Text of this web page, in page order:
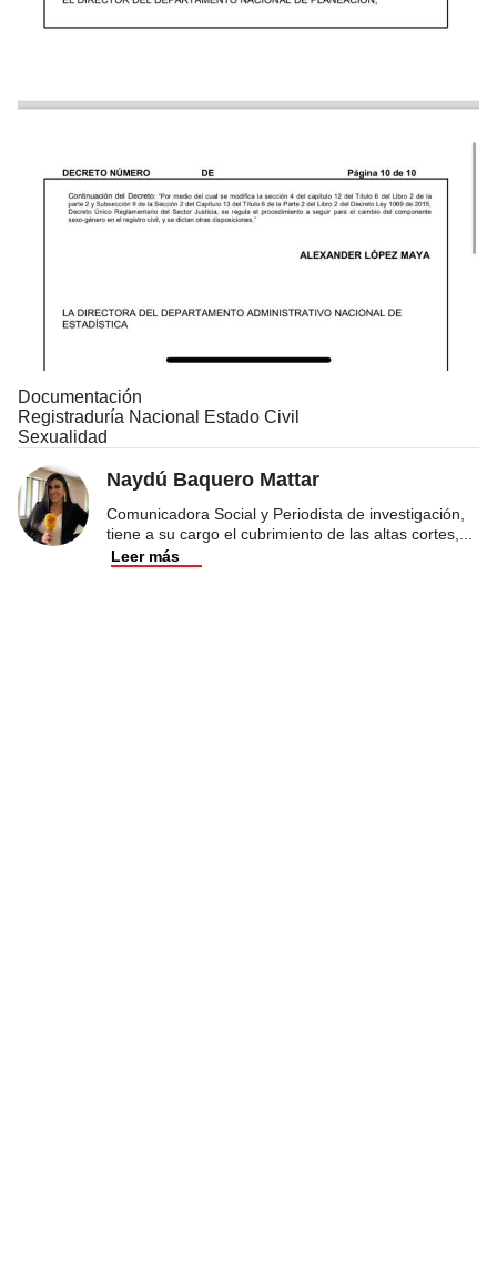
Documentación
Registraduría Nacional Estado Civil
Sexualidad
Naydú Baquero Mattar
Comunicadora Social y Periodista de investigación,
tiene a su cargo el cubrimiento de las altas cortes,
Leer más